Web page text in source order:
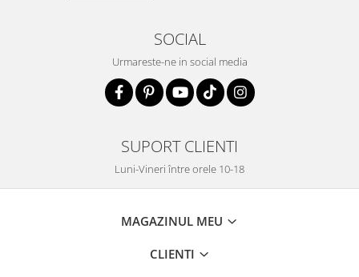
SOCIAL
Urmareste-ne in social media
SUPORT CLIENTI
Luni-Vineri între orele 10-18
MAGAZINUL MEU
CLIENTI